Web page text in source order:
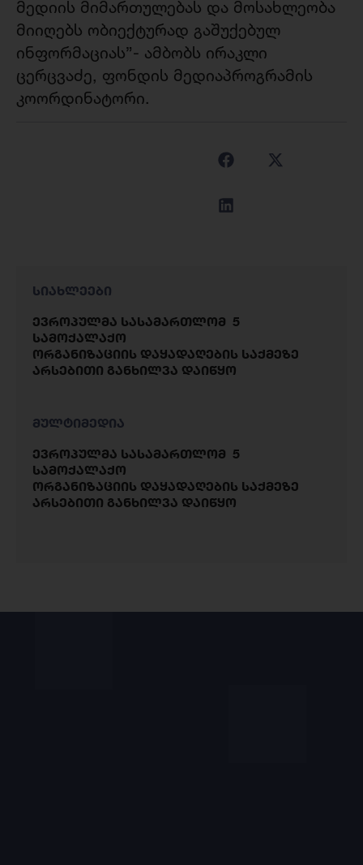
მედიის მიმართულებას და მოსახლეობა
მიიღებს ობიექტურად გაშუქებულ
ინფორმაციას”- ამბობს ირაკლი
ცერცვაძე, ფონდის მედიაპროგრამის
კოორდინატორი.
სიახლეები
ევროპულმა სასამართლომ 5
სამოქალაქო
ორგანიზაციის დაყადაღების საქმეზე
არსებითი განხილვა დაიწყო
მულტიმედია
ევროპულმა სასამართლომ 5
სამოქალაქო
ორგანიზაციის დაყადაღების საქმეზე
არსებითი განხილვა დაიწყო